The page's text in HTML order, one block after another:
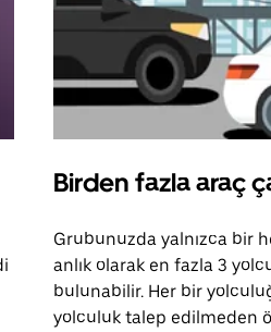
Birden fazla araç
Grubunuzda yalnızca bir
anlık olarak en fazla 3
bulunabilir. Her bir
yolculuk talep edilmeden